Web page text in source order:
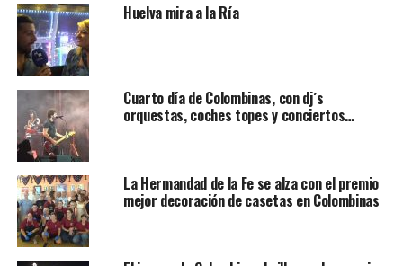
Huelva mira a la Ría
Cuarto día de Colombinas, con dj´s
orquestas, coches topes y conciertos…
La Hermandad de la Fe se alza con el premio
mejor decoración de casetas en Colombinas